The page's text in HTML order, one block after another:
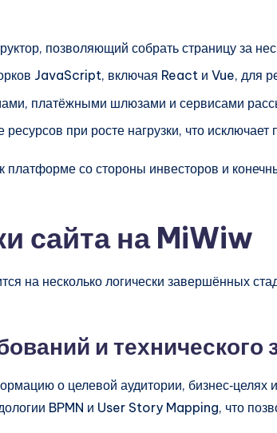
позволяющий собрать страницу за
JavaScript, включая React и Vue, для
платёжными шлюзами и сервисами
при росте нагрузки, что исключает
со стороны инвесторов и
сайта на MiWiw
на несколько логически завершённых
и технического
о целевой аудитории,
BPMN и User Story Mapping, что